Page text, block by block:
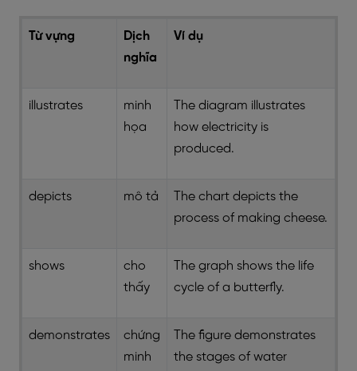
Từ vựng
Dịch
nghĩa
Ví dụ
illustrates
minh
họa
The diagram illustrates
how electricity is
produced.
depicts mô tả
The chart depicts the
process of making cheese.
shows
cho
thấy
The graph shows the life
cycle of a butterfly.
demonstrates
chứng
minh
The figure demonstrates
the stages of water